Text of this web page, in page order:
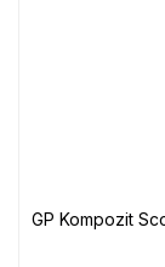
GP Kompozit